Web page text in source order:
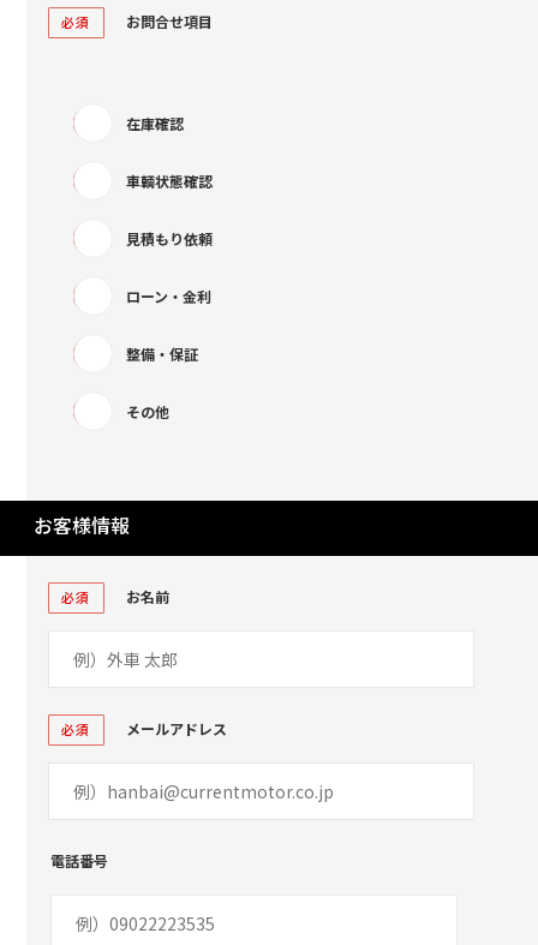
必須 お問合せ項目
在庫確認
車輌状態確認
見積もり依頼
ローン・金利
整備・保証
その他
お客様情報
必須 お名前
必須 メールアドレス
電話番号